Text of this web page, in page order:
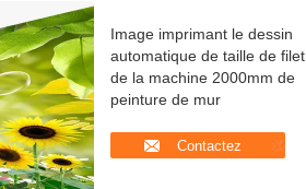
Image imprimant le dessin
automatique de taille de filet
de la machine 2000mm de
peinture de mur
Contactez